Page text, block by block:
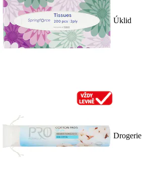
Úklid
Drogerie